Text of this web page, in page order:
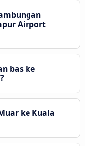
Airport
bas ke
ke Kuala